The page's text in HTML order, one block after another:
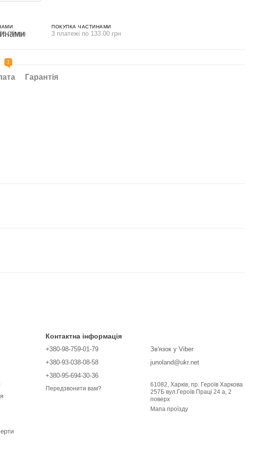
грн
ПОКУПКА ЧАСТИНАМИ
3 платежі по 133.00 грн
1
Гарантія
Контактна інформація
+380-98-759-01-79
+380-93-038-08-58
+380-95-694-30-36
Передзвонити вам?
Зв'язок у Viber
junoland@ukr.net
61082, Харків, пр. Героїв Харкова
257Б вул.Героїв Праці 24 а, 2
поверх
Мапа проїзду